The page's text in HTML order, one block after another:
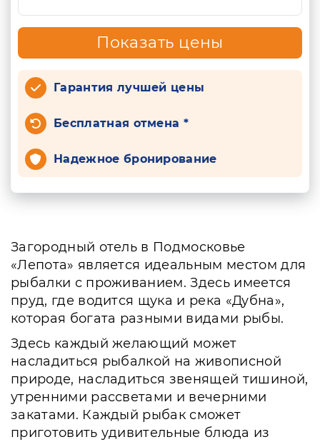
Показать цены
Гарантия лучшей цены
Бесплатная отмена *
Надежное бронирование
Загородный отель в Подмосковье
«Лепота» является идеальным местом для
рыбалки с проживанием. Здесь имеется
пруд, где водится щука и река «Дубна»,
которая богата разными видами рыбы.
Здесь каждый желающий может
насладиться рыбалкой на живописной
природе, насладиться звенящей тишиной,
утренними рассветами и вечерними
закатами. Каждый рыбак сможет
приготовить удивительные блюда из